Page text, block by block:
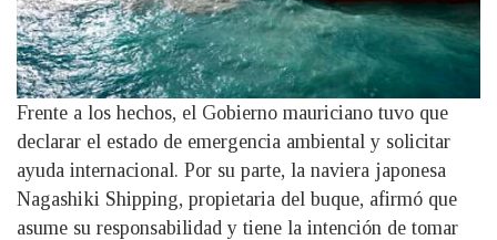
Frente a los hechos, el Gobierno mauriciano tuvo que
declarar el estado de emergencia ambiental y solicitar
ayuda internacional. Por su parte, la naviera japonesa
Nagashiki Shipping, propietaria del buque, afirmó que
asume su responsabilidad y tiene la intención de tomar